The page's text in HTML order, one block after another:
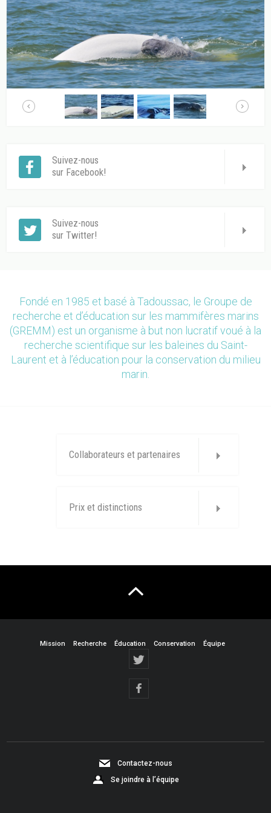
Suivez-nous
sur Facebook!
Suivez-nous
sur Twitter!
Fondé en 1985 et basé à Tadoussac, le Groupe de
recherche et d’éducation sur les mammifères marins
(GREMM) est un organisme à but non lucratif voué à la
recherche scientifique sur les baleines du Saint-
Laurent et à l’éducation pour la conservation du milieu
marin.
Collaborateurs et partenaires
Prix et distinctions
Mission Recherche Éducation Conservation Équipe
Contactez-nous
Se joindre à l’équipe